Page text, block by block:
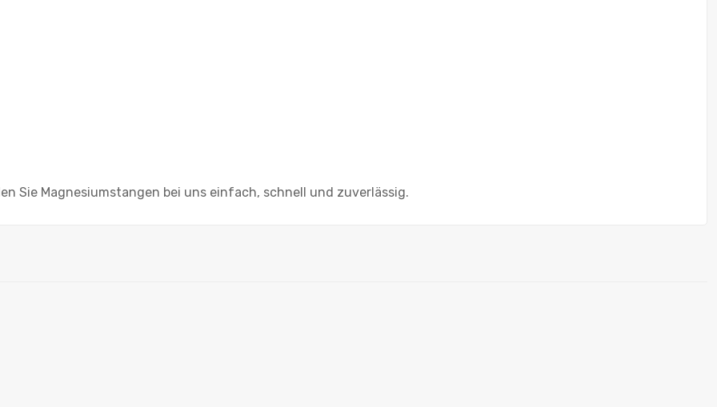
Sie Magnesiumstangen bei uns einfach, schnell und zuverlässig.